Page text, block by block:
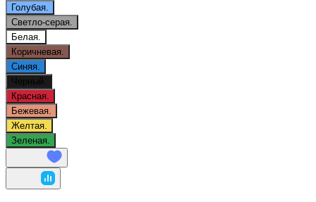
Голубая.
Светло-серая.
Белая.
Коричневая.
Синяя.
Черный.
Красная.
Бежевая.
Желтая.
Зеленая.